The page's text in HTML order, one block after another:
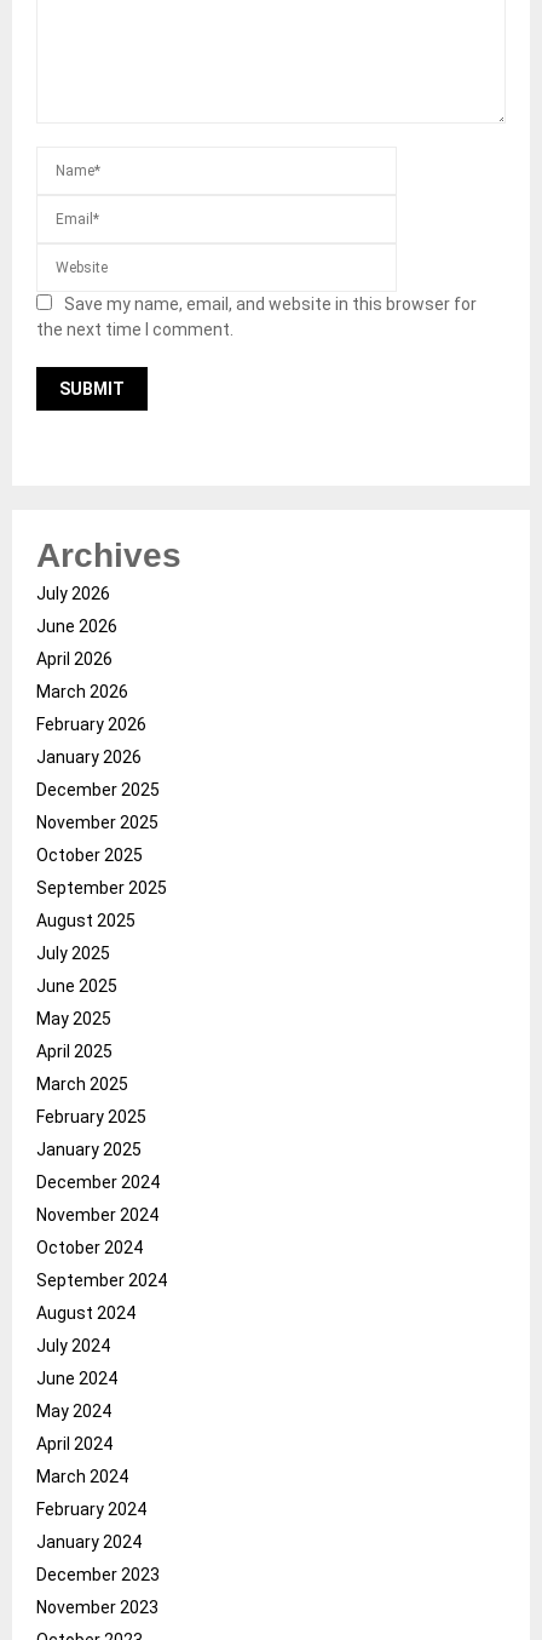
Save my name, email, and website in this browser for
the next time I comment.
Archives
July 2026
June 2026
April 2026
March 2026
February 2026
January 2026
December 2025
November 2025
October 2025
September 2025
August 2025
July 2025
June 2025
May 2025
April 2025
March 2025
February 2025
January 2025
December 2024
November 2024
October 2024
September 2024
August 2024
July 2024
June 2024
May 2024
April 2024
March 2024
February 2024
January 2024
December 2023
November 2023